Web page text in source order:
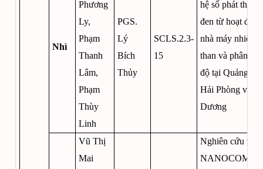
Nhì
Phương
Ly,
Phạm
Thanh
Lâm,
Phạm
Thùy
Linh
PGS.
Lý
Bích
Thủy
SCLS.2.3-
15
hệ số phát thải
đen từ hoạt
nhà máy nhiệt
than và phân bố
độ tại Quảng
Hải Phòng và
Dương
Vũ Thị
Mai
Nghiên cứu vật